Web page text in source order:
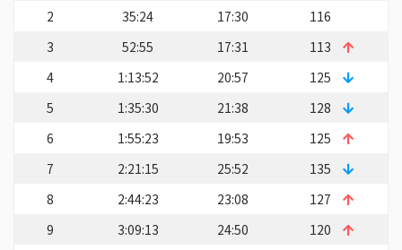
2
35:24 17:30
116
3
52:55 17:31
113
4
1:13:52 20:57
125
5
1:35:30 21:38
128
6
1:55:23 19:53
125
7
2:21:15 25:52
135
8
2:44:23 23:08
127
9
3:09:13 24:50
120